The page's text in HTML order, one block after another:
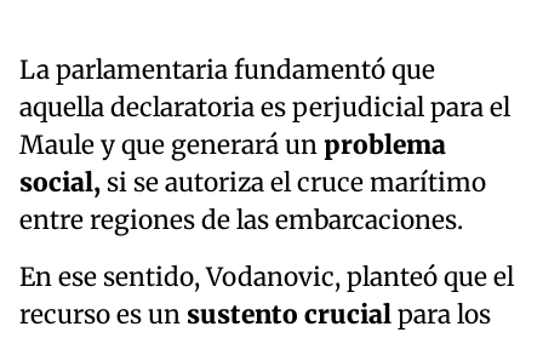
La parlamentaria fundamentó que
aquella declaratoria es perjudicial para el
Maule y que generará unproblema
social, si se autoriza el cruce marítimo
entre regiones de las embarcaciones.
En ese sentido, Vodanovic, planteó que el
recurso es un sustento crucialpara los